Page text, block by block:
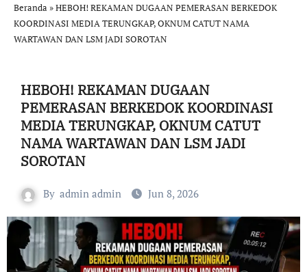
Beranda »HEBOH! REKAMAN DUGAAN PEMERASAN BERKEDOK
KOORDINASI MEDIA TERUNGKAP, OKNUM CATUT NAMA
WARTAWAN DAN LSM JADI SOROTAN
HEBOH! REKAMAN DUGAAN
PEMERASAN BERKEDOK KOORDINASI
MEDIA TERUNGKAP, OKNUM CATUT
NAMA WARTAWAN DAN LSM JADI
SOROTAN
By admin admin Jun 8, 2026